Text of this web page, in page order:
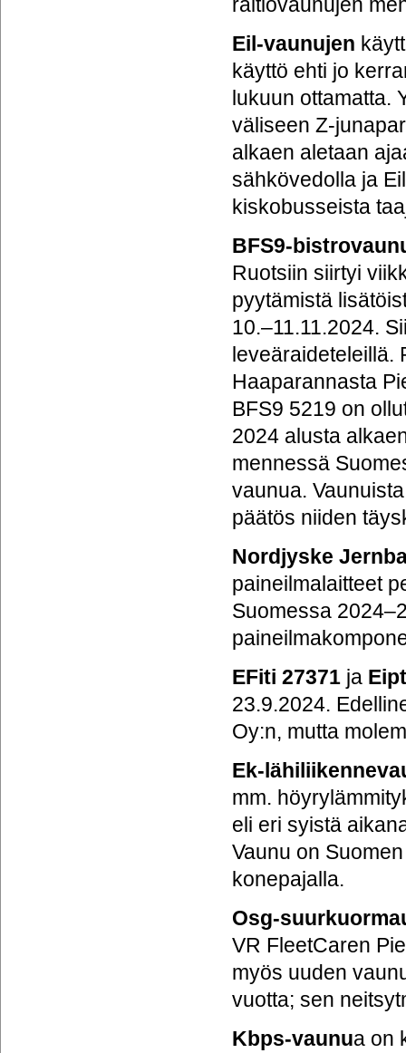
Eil-vaunujen
käyttö ehti jo
lukuun ottamatta.
väliseen Z-
alkaen aletaan
sähkövedolla ja
kiskobusseista
BFS9-
Ruotsiin siirtyi
pyytämistä
10.–11.11.2024.
Haaparannasta
BFS9 5219 on
2024 alusta
mennessä
vaunua.
päätös niiden
Nordjyske
paineilmalaitteet
Suomessa
EFiti 27371 ja
23.9.2024.
Oy:n, mutta
Ek-
mm.
eli eri syistä
Vaunu on
konepajalla.
Osg-
VR FleetCaren
myös uuden
vuotta; sen
Kbps-vaunua on